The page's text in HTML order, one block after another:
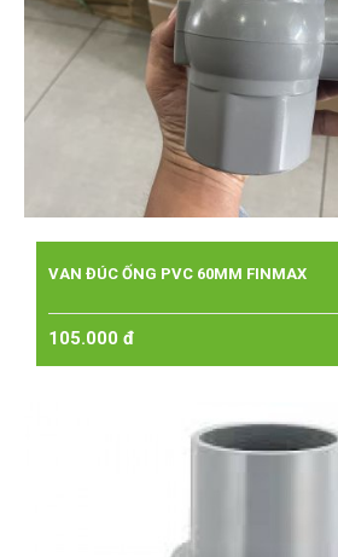
VAN ĐÚC ỐNG PVC 60MM FINMAX
105.000 đ